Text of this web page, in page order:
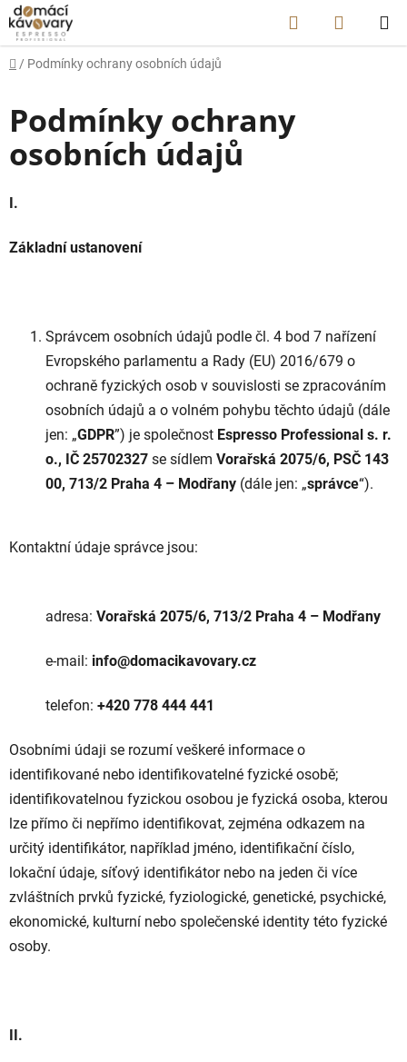
Přejít
na
obsah
Hledat
KOŠÍK
Domů
/ Podmínky ochrany osobních údajů
Podmínky ochrany
osobních údajů
I.
Základní ustanovení
Správcem osobních údajů podle čl. 4 bod 7 nařízení
Evropského parlamentu a Rady (EU) 2016/679 o
ochraně fyzických osob v souvislosti se zpracováním
osobních údajů a o volném pohybu těchto údajů (dále
jen: „GDPR”) je společnost Espresso Professional s. r.
o., IČ 25702327 se sídlem Vorařská 2075/6, PSČ 143
00, 713/2 Praha 4 – Modřany (dále jen: „správce“).
Kontaktní údaje správce jsou:
adresa: Vorařská 2075/6, 713/2 Praha 4 – Modřany
e-mail: info@domacikavovary.cz
telefon: +420 778 444 441
Osobními údaji se rozumí veškeré informace o
identifikované nebo identifikovatelné fyzické osobě;
identifikovatelnou fyzickou osobou je fyzická osoba, kterou
lze přímo či nepřímo identifikovat, zejména odkazem na
určitý identifikátor, například jméno, identifikační číslo,
lokační údaje, síťový identifikátor nebo na jeden či více
zvláštních prvků fyzické, fyziologické, genetické, psychické,
ekonomické, kulturní nebo společenské identity této fyzické
osoby.
II.